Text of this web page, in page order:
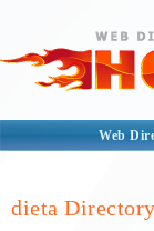
Web
dieta Directory